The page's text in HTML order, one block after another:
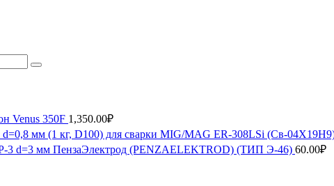
Venus 350F 1,350.00₽
мм (1 кг, D100) для сварки MIG/MAG ER-308LSi (Св-
3 d=3 мм ПензаЭлектрод (PENZAELEKTROD) (ТИП Э-46) 60.00₽